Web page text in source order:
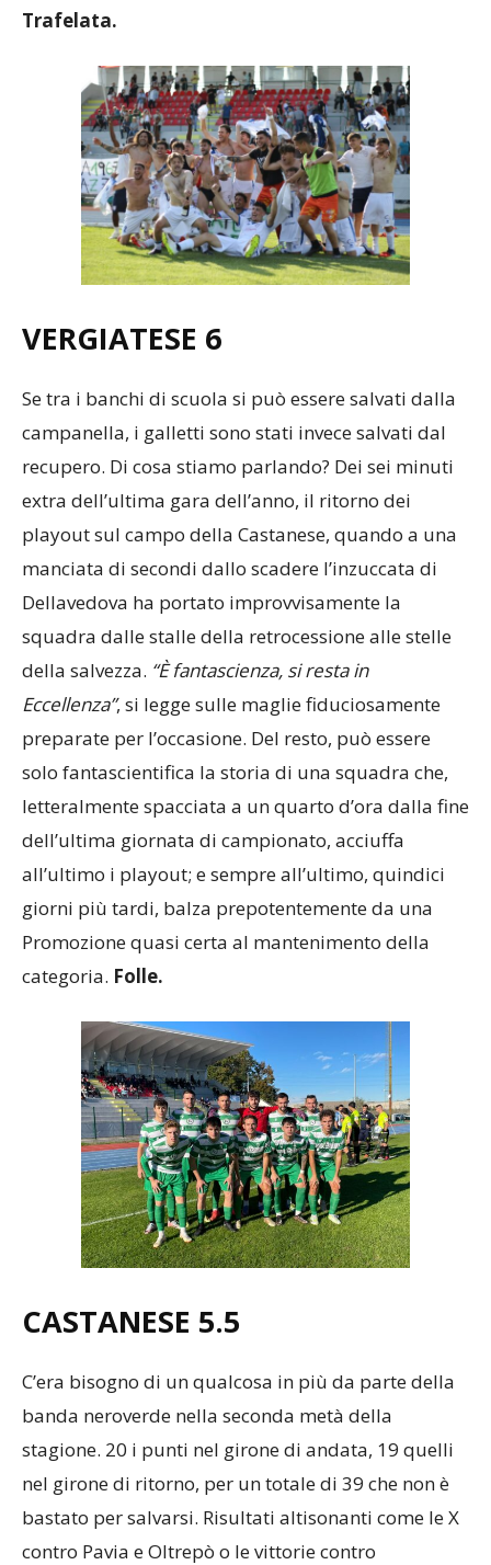
Trafelata.
VERGIATESE 6
Se tra i banchi di scuola si può essere salvati dalla
campanella, i galletti sono stati invece salvati dal
recupero. Di cosa stiamo parlando? Dei sei minuti
extra dell’ultima gara dell’anno, il ritorno dei
playout sul campo della Castanese, quando a una
manciata di secondi dallo scadere l’inzuccata di
Dellavedova ha portato improvvisamente la
squadra dalle stalle della retrocessione alle stelle
della salvezza. “È fantascienza, si resta in
Eccellenza”, si legge sulle maglie fiduciosamente
preparate per l’occasione. Del resto, può essere
solo fantascientifica la storia di una squadra che,
letteralmente spacciata a un quarto d’ora dalla fine
dell’ultima giornata di campionato, acciuffa
all’ultimo i playout; e sempre all’ultimo, quindici
giorni più tardi, balza prepotentemente da una
Promozione quasi certa al mantenimento della
categoria. Folle.
CASTANESE 5.5
C’era bisogno di un qualcosa in più da parte della
banda neroverde nella seconda metà della
stagione. 20 i punti nel girone di andata, 19 quelli
nel girone di ritorno, per un totale di 39 che non è
bastato per salvarsi. Risultati altisonanti come le X
contro Pavia e Oltrepò o le vittorie contro